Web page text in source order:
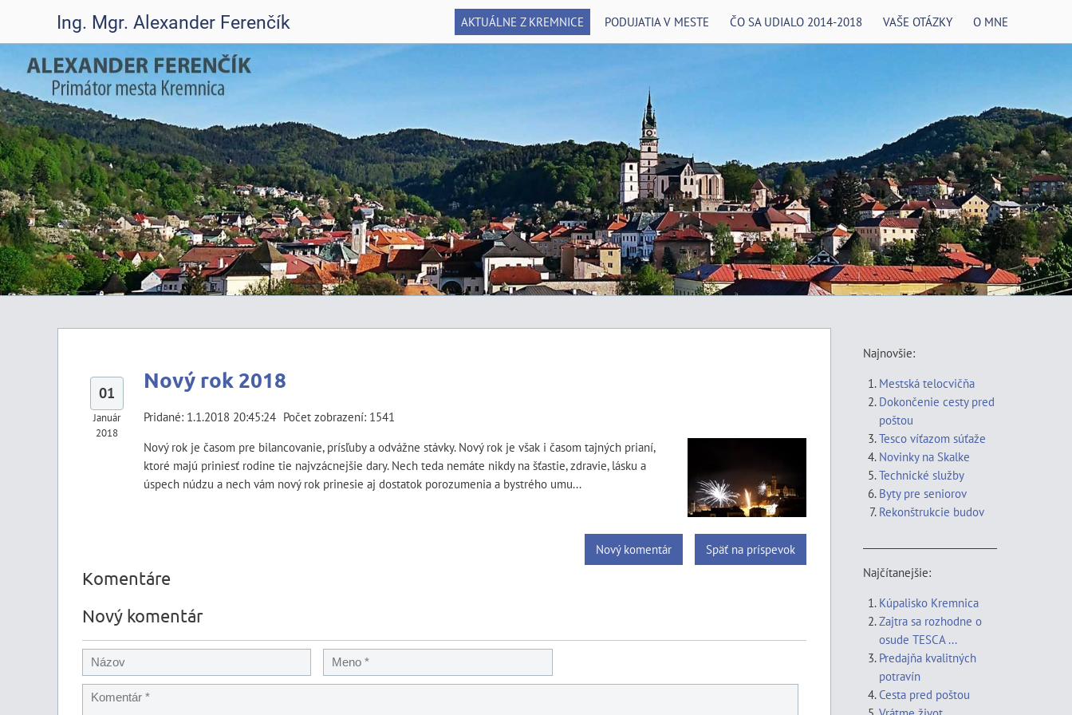
Ing. Mgr. Alexander Ferenčík AKTUÁLNE Z KREMNICE PODUJATIA V MESTE ČO SA UDIALO 2014-2018 VAŠE OTÁZKY O MNE
01
Január
2018
Nový rok 2018
Pridané: 1.1.2018 20:45:24 Počet zobrazení: 1541
Nový rok je časom pre bilancovanie, prísľuby a odvážne stávky. Nový rok je však i časom tajných prianí,
ktoré majú priniesť rodine tie najvzácnejšie dary. Nech teda nemáte nikdy na šťastie, zdravie, lásku a
úspech núdzu a nech vám nový rok prinesie aj dostatok porozumenia a bystrého umu...
Späť na príspevok
Nový komentár
Komentáre
Nový komentár
Najnovšie:
Mestská telocvičňa
Dokončenie cesty pred
poštou
Tesco víťazom súťaže
Novinky na Skalke
Technické služby
Byty pre seniorov
Rekonštrukcie budov
Najčítanejšie:
Kúpalisko Kremnica
Zajtra sa rozhodne o
osude TESCA ...
Predajňa kvalitných
potravín
Cesta pred poštou